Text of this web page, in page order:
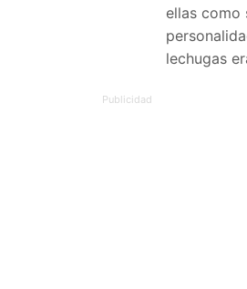
ellas como
lechugas